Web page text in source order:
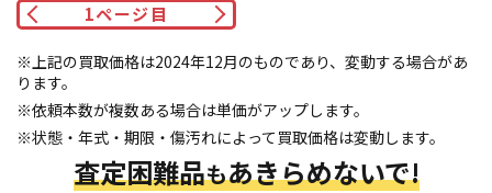
1ページ目
※上記の買取価格は2024年12月のものであり、変動する場合があ
ります。
※依頼本数が複数ある場合は単価がアップします。
※状態・年式・期限・傷汚れによって買取価格は変動します。
査定困難品もあきらめないで!